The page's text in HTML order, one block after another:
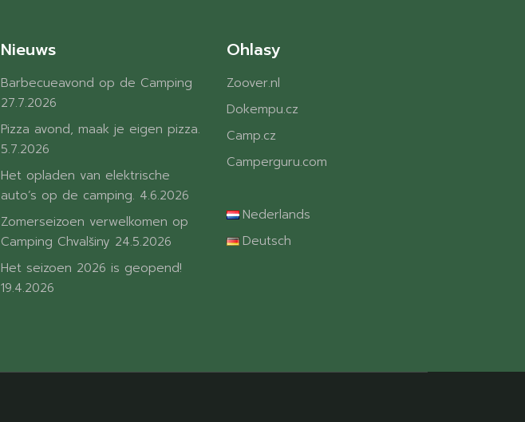
Nieuws
Barbecueavond op de Camping
27.7.2026
Pizza avond, maak je eigen pizza.
5.7.2026
Het opladen van elektrische
auto’s op de camping. 4.6.2026
Zomerseizoen verwelkomen op
Camping Chvalšiny 24.5.2026
Het seizoen 2026 is geopend!
19.4.2026
Ohlasy
Zoover.nl
Dokempu.cz
Camp.cz
Camperguru.com
Nederlands
Deutsch